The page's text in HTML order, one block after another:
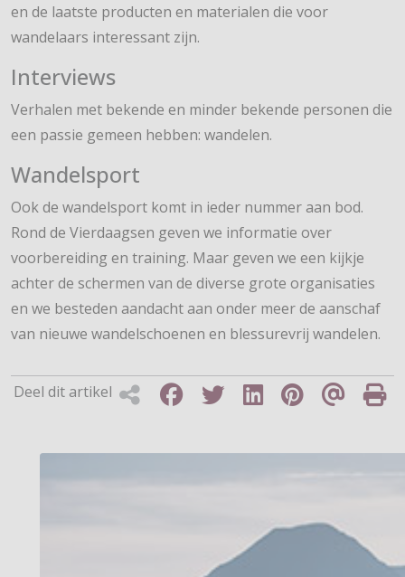
en de laatste producten en materialen die voor
wandelaars interessant zijn.
Interviews
Verhalen met bekende en minder bekende personen die
een passie gemeen hebben: wandelen.
Wandelsport
Ook de wandelsport komt in ieder nummer aan bod.
Rond de Vierdaagsen geven we informatie over
voorbereiding en training. Maar geven we een kijkje
achter de schermen van de diverse grote organisaties
en we besteden aandacht aan onder meer de aanschaf
van nieuwe wandelschoenen en blessurevrij wandelen.
Deel dit artikel